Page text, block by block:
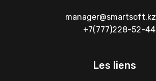
manager@smartsoft.kz
+7(777)228-52-44
Les liens